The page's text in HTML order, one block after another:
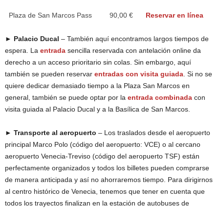
Plaza de San Marcos Pass 90,00 € Reservar en línea
► Palacio Ducal – También aquí encontramos largos tiempos de
espera. La entrada sencilla reservada con antelación online da
derecho a un acceso prioritario sin colas. Sin embargo, aquí
también se pueden reservar entradas con visita guiada . Si no se
quiere dedicar demasiado tiempo a la Plaza San Marcos en
general, también se puede optar por la entrada combinada con
visita guiada al Palacio Ducal y a la Basílica de San Marcos.
► Transporte al aeropuerto – Los traslados desde el aeropuerto
principal Marco Polo (código del aeropuerto: VCE) o al cercano
aeropuerto Venecia-Treviso (código del aeropuerto TSF) están
perfectamente organizados y todos los billetes pueden comprarse
de manera anticipada y así no ahorraremos tiempo. Para dirigirnos
al centro histórico de Venecia, tenemos que tener en cuenta que
todos los trayectos finalizan en la estación de autobuses de